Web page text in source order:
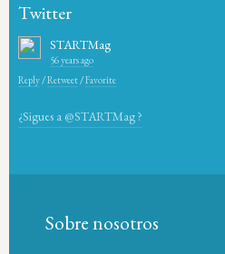
Twitter
STARTMag
56 years ago
Reply/Retweet/Favorite
¿Sigues a @STARTMag ?
Sobre nosotros